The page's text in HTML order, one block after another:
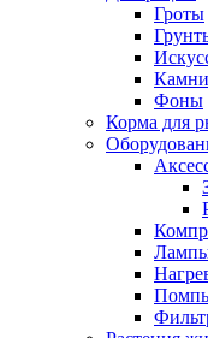
Гроты
Камни
Фоны
Корма для